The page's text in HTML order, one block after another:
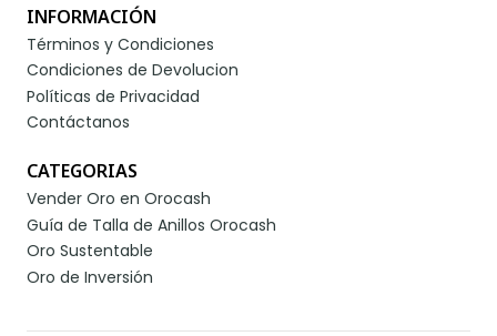
INFORMACIÓN
Términos y Condiciones
Condiciones de Devolucion
Políticas de Privacidad
Contáctanos
CATEGORIAS
Vender Oro en Orocash
Guía de Talla de Anillos Orocash
Oro Sustentable
Oro de Inversión